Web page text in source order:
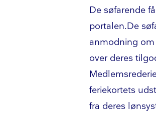
De søfarende
por­ta­len.De
anmodning om
over deres
feriekortets
fra deres